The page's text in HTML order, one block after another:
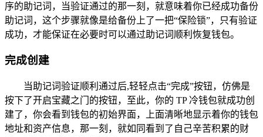
序的助记词，当验证通过的那一刻，就意味着你已经成功备份
助记词，这个步骤就像是给备份上了一把“保险锁”，只有验证
成功，才能保证在必要时可以通过助记词顺利恢复钱包。
完成创建
当助记词验证顺利通过后,轻轻点击“完成”按钮，仿佛是
按下了开启宝藏之门的按钮，至此，你的 TP 冷钱包就成功创
建了，你会看到钱包的初始界面，上面清晰地显示着你的钱包
地址和资产信息，那一刻，就如同看到了自己辛苦积累的财